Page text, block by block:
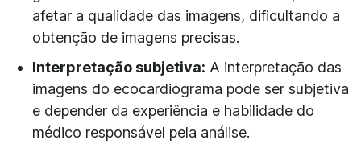
afetar a qualidade das imagens, dificultando a
obtenção de imagens precisas.
Interpretação subjetiva: A interpretação das
imagens do ecocardiograma pode ser subjetiva
e depender da experiência e habilidade do
médico responsável pela análise.